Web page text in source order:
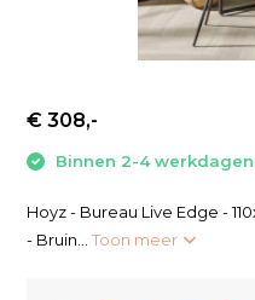
€ 308,-
Binnen 2-4
Hoyz - Bureau Live Edge -
- Bruin...Toon meer